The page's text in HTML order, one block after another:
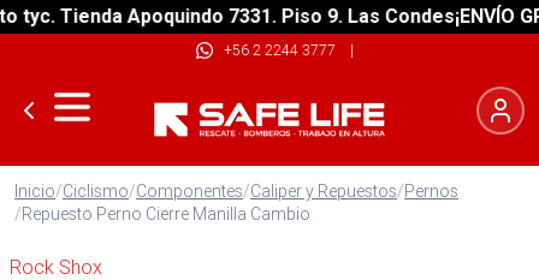
Tienda Apoquindo 7331. Piso 9. Las Condes¡ENVÍO
+56 2 2244 3777 |
Inicio/Ciclismo/Componentes/Caliper y Repuestos/Pernos
/Repuesto Perno Cierre Manilla Cambio
Rock Shox